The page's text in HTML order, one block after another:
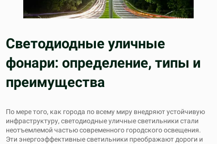
Светодиодные уличные
фонари: определение, типы и
преимущества
По мере того, как города по всему миру внедряют устойчивую
инфраструктуру, светодиодные уличные светильники стали
неотъемлемой частью современного городского освещения.
Эти энергоэффективные светильники преображают дороги и